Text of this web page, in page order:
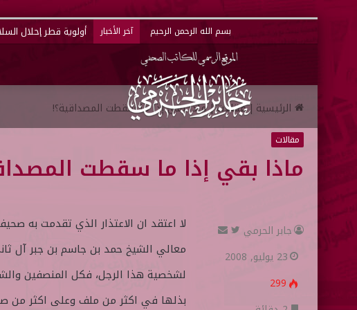
بسم الله الرحمن الرحيم آخر الأخبار أولوية قطر إحلال
الرئيسية |مقالات|ماذا بقي إذا ما سقطت المصداقية؟!
مقالات
ماذا بقي إذا ما سقطت
لا اعتقد ان الاعتذار الذي تقدمت به
معالي الشيخ حمد بن جاسم بن جبر آل
لشخصية هذا الرجل، فكل المنصفين
بذلها في اكثر من ملف وعلى اكثر من
جابر الحرمي
ت
ا
23 يوليو, 2008
299